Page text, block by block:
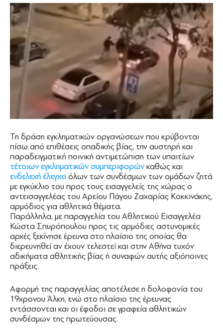
Τη δράση εγκληματικών οργανώσεων που κρύβονται
πίσω από επιθέσεις οπαδικής βίας, την αυστηρή και
παραδειγματική ποινική αντιμετώπιση των υπαιτίων
τέτοιων εγκληματικών συμπεριφορώνκαθώς και
ενδελεχή έλεγχο όλων των συνδέσμων των ομάδων ζητά
με εγκύκλιο του προς τους εισαγγελείς της χώρας ο
αντεισαγγελέας του Αρείου Πάγου Ζαχαρίας Κοκκινάκης,
αρμόδιος για αθλητικά θέματα.
Παράλληλα, με παραγγελία του Αθλητικού Εισαγγελέα
Κώστα Σπυρόπουλου προς τις αρμόδιες αστυνομικές
αρχές ξεκίνησε έρευνα στο πλαίσιο της οποίας θα
διερευνηθεί αν έχουν τελεστεί και στην Αθήνα τυχόν
αδικήματα αθλητικής βίας ή συναφών αυτής αξιόποινες
πράξεις.
Αφορμή της παραγγελίας αποτέλεσε η δολοφονία του
19χρονου Άλκη, ενώ στο πλαίσιο της έρευνας
εντάσσονται και οι έφοδοι σε γραφεία αθλητικών
συνδέσμων της πρωτεύουσας.